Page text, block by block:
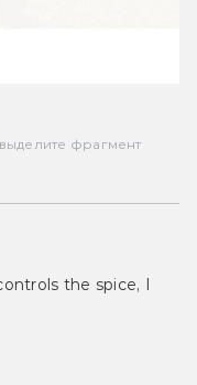
фрагмент
the spice, I